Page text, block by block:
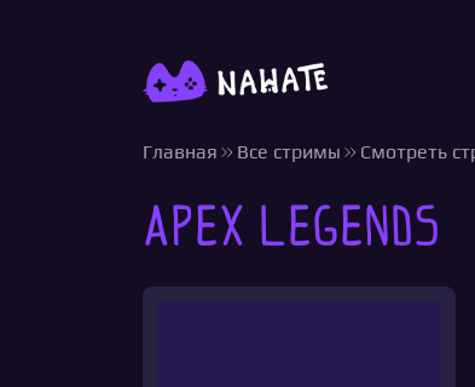
Главная Все стримы Смотреть
Apex Legends